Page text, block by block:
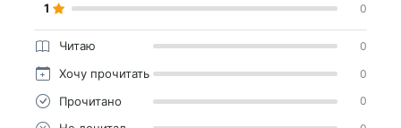
1 0
Читаю 0
Хочу прочитать 0
Прочитано 0